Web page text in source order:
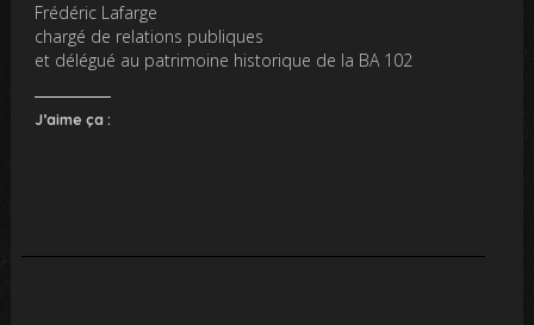
Frédéric Lafarge
chargé de relations publiques
et délégué au patrimoine historique de la BA 102
J’aime ça :